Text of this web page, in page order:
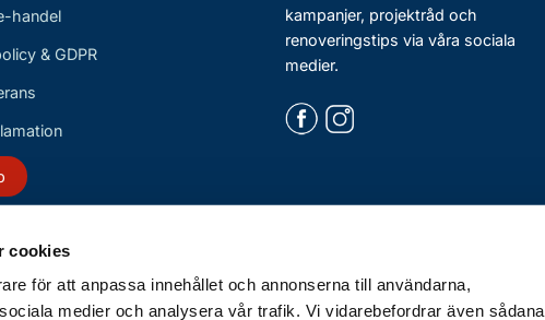
cookies
för att anpassa innehållet och annonserna till användarna,
medier och analysera vår trafik. Vi vidarebefordrar även sådana
handel
& GDPR
kampanjer, projektråd och
renoveringstips via våra sociala
medier.